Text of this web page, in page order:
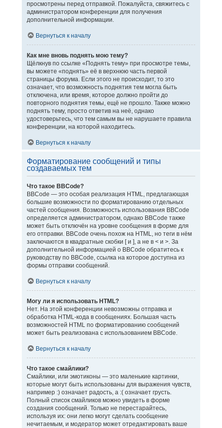
просмотрены перед отправкой. Пожалуйста, свяжитесь с
администратором конференции для получения
дополнительной информации.
Вернуться к началу
Как мне вновь поднять мою тему?
Щёлкнув по ссылке «Поднять тему» при просмотре темы,
вы можете «поднять» её в верхнюю часть первой
страницы форума. Если этого не происходит, то это
означает, что возможность поднятия тем могла быть
отключена, или время, которое должно пройти до
повторного поднятия темы, ещё не прошло. Также можно
поднять тему, просто ответив на неё, однако
удостоверьтесь, что тем самым вы не нарушаете правила
конференции, на которой находитесь.
Вернуться к началу
Форматирование сообщений и типы
создаваемых тем
Что такое BBCode?
BBCode — это особая реализация HTML, предлагающая
большие возможности по форматированию отдельных
частей сообщения. Возможность использования BBCode
определяется администратором, однако BBCode также
может быть отключён на уровне сообщения в форме для
его отправки. BBCode очень похож на HTML, но теги в нём
заключаются в квадратные скобки [ и ], а не в < и >. За
дополнительной информацией о BBCode обратитесь к
руководству по BBCode, ссылка на которое доступна из
формы отправки сообщений.
Вернуться к началу
Могу ли я использовать HTML?
Нет. На этой конференции невозможны отправка и
обработка HTML-кода в сообщениях. Большая часть
возможностей HTML по форматированию сообщений
может быть реализована с использованием BBCode.
Вернуться к началу
Что такое смайлики?
Смайлики, или эмотиконы — это маленькие картинки,
которые могут быть использованы для выражения чувств,
например :) означает радость, а :( означает грусть.
Полный список смайликов можно увидеть в форме
создания сообщений. Только не перестарайтесь,
используя их: они легко могут сделать сообщение
нечитаемым, и модератор может отредактировать ваше